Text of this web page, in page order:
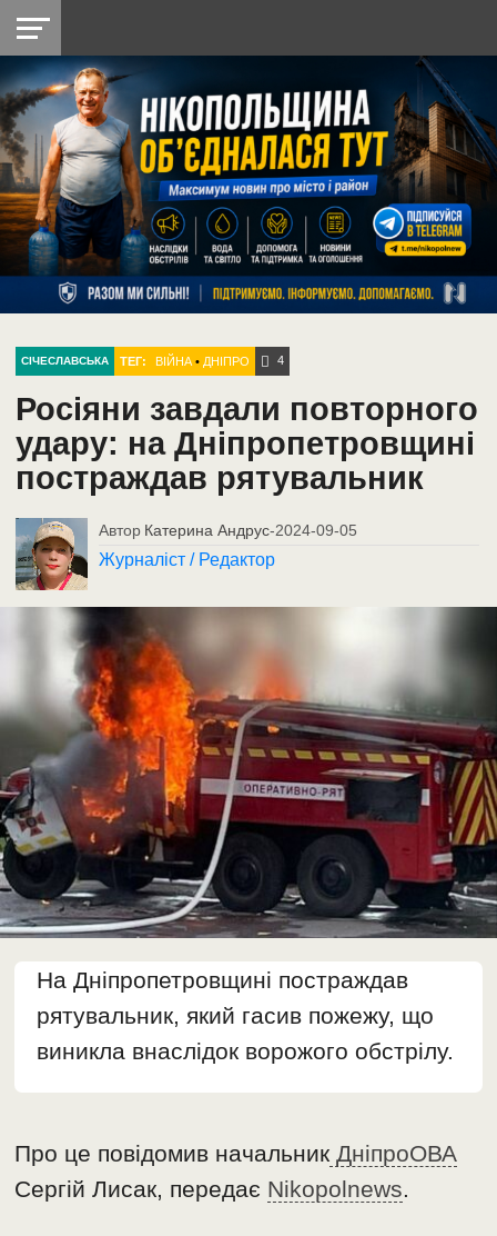
НІКОПОЛЬ
РАЙОН
СІЧЕСЛАВСЬКА
УКРАЇНА
РЕТРО
НІКОПОЛЬ
ЛАЙТ
УКРАЇНА
ДОПОМОГА
РАДІО
СІЧЕСЛАВСЬКА ТЕГ: ВІЙНА • ДНІПРО 4
Росіяни завдали повторного
удару: на Дніпропетровщині
постраждав рятувальник
Автор Катерина Андрус-2024-09-05
Журналіст / Редактор
На Дніпропетровщині постраждав
рятувальник, який гасив пожежу, що
виникла внаслідок ворожого обстрілу.
Про це повідомив начальник ДніпроОВА
Сергій Лисак, передає Nikopolnews.